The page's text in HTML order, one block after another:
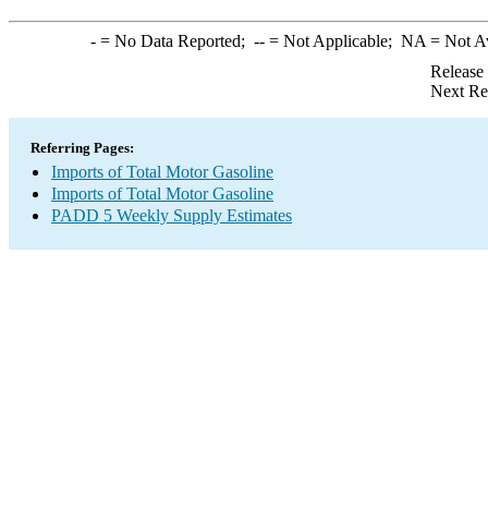
-= No Data Reported; --= Not Applicable; NA = Not
Next
Referring Pages:
Imports of Total Motor Gasoline
Imports of Total Motor Gasoline
PADD 5 Weekly Supply Estimates